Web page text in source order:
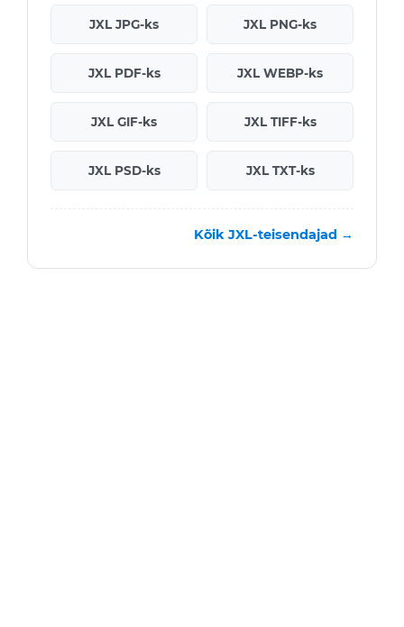
JXL JPG-ks JXL PNG-ks
JXL PDF-ks JXL WEBP-ks
JXL GIF-ks JXL TIFF-ks
JXL PSD-ks JXL TXT-ks
Kõik JXL-teisendajad →